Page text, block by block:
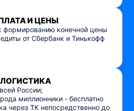
И ЦЕНЫ
формированию конечной цены
от Сбербанк и Тинькофф
ЛОГИСТИКА
России;
миллионники - бесплатно
через ТК непосредственно до